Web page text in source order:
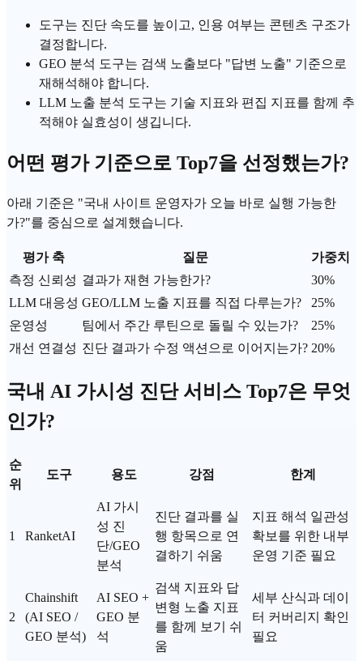
도구는 진단 속도를 높이고, 인용 여부는 콘텐츠 구조가
결정합니다.
GEO 분석 도구는 검색 노출보다 "답변 노출" 기준으로
재해석해야 합니다.
LLM 노출 분석 도구는 기술 지표와 편집 지표를 함께 추
적해야 실효성이 생깁니다.
어떤 평가 기준으로 Top7을 선정했는가?
아래 기준은 "국내 사이트 운영자가 오늘 바로 실행 가능한
가?"를 중심으로 설계했습니다.
평가 축 질문
가중치
측정 신뢰성 결과가 재현 가능한가?
30%
LLM 대응성 GEO/LLM 노출 지표를 직접 다루는가?
25%
운영성
팀에서 주간 루틴으로 돌릴 수 있는가?
25%
개선 연결성 진단 결과가 수정 액션으로 이어지는가? 20%
국내 AI 가시성 진단 서비스 Top7은 무엇
인가?
순
위
도구 용도 강점 한계
1 RanketAI
AI 가시
성 진
단/GEO
분석
진단 결과를 실
행 항목으로 연
결하기 쉬움
지표 해석 일관성
확보를 위한 내부
운영 기준 필요
2
Chainshift
(AI SEO /
GEO 분석)
AI SEO +
GEO 분
석
검색 지표와 답
변형 노출 지표
를 함께 보기 쉬
움
세부 산식과 데이
터 커버리지 확인
필요